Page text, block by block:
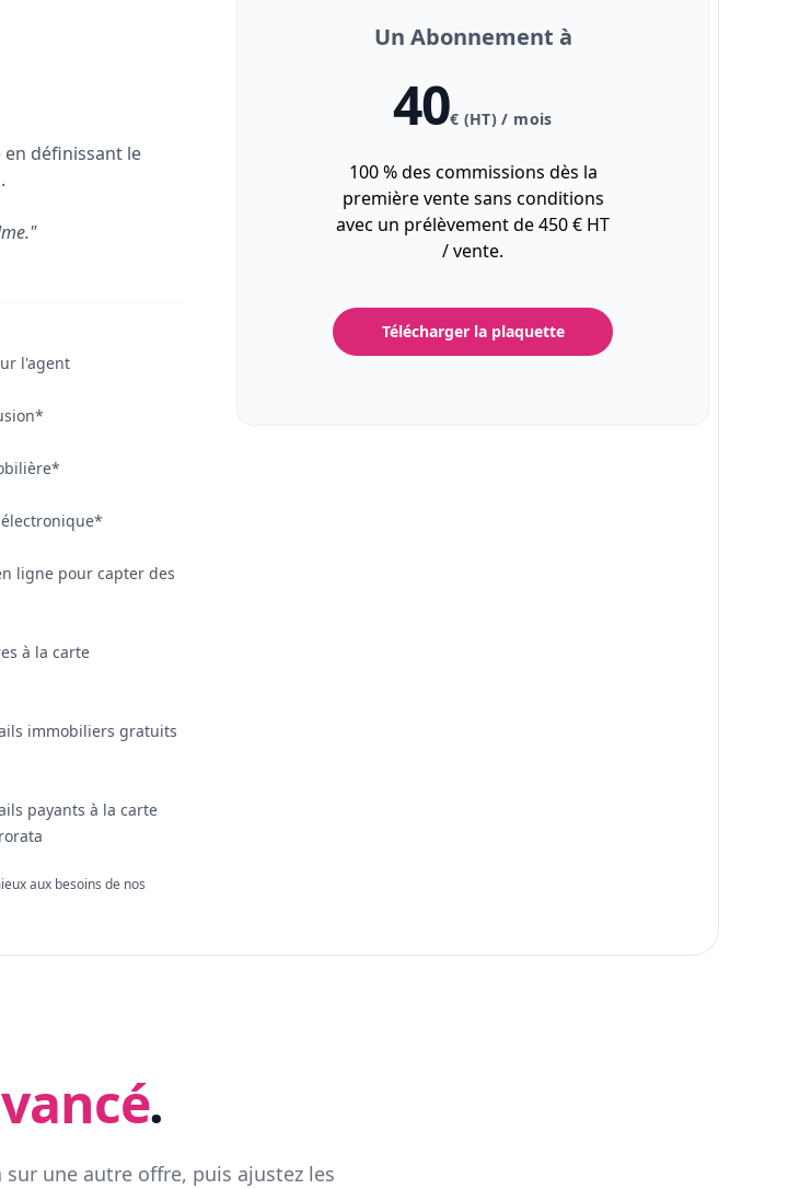
définissant le
l'agent
ligne pour capter des
à la carte
immobiliers gratuits
payants à la carte
aux besoins de nos
Un Abonnement à
40€ (HT) / mois
100 % des commissions dès la
première vente sans conditions
avec un prélèvement de 450 € HT
/ vente.
Télécharger la plaquette
.
une autre offre, puis ajustez les